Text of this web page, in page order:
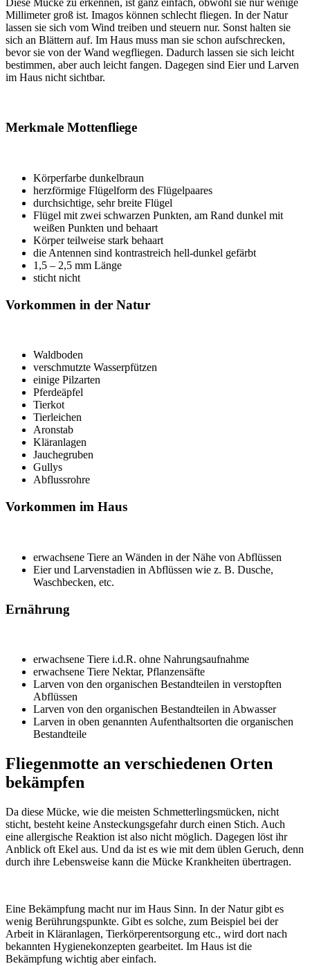
Millimeter groß ist. Imagos können schlecht fliegen. In der Natur
lassen sie sich vom Wind treiben und steuern nur. Sonst halten sie
sich an Blättern auf. Im Haus muss man sie schon aufschrecken,
bevor sie von der Wand wegfliegen. Dadurch lassen sie sich leicht
bestimmen, aber auch leicht fangen. Dagegen sind Eier und Larven
im Haus nicht sichtbar.
Merkmale Mottenfliege
Körperfarbe dunkelbraun
herzförmige Flügelform des Flügelpaares
durchsichtige, sehr breite Flügel
Flügel mit zwei schwarzen Punkten, am Rand dunkel mit
weißen Punkten und behaart
Körper teilweise stark behaart
die Antennen sind kontrastreich hell-dunkel gefärbt
1,5 – 2,5 mm Länge
sticht nicht
Vorkommen in der Natur
Waldboden
verschmutzte Wasserpfützen
einige Pilzarten
Pferdeäpfel
Tierkot
Tierleichen
Aronstab
Kläranlagen
Jauchegruben
Gullys
Abflussrohre
Vorkommen im Haus
erwachsene Tiere an Wänden in der Nähe von Abflüssen
Eier und Larvenstadien in Abflüssen wie z. B. Dusche,
Waschbecken, etc.
Ernährung
erwachsene Tiere i.d.R. ohne Nahrungsaufnahme
erwachsene Tiere Nektar, Pflanzensäfte
Larven von den organischen Bestandteilen in verstopften
Abflüssen
Larven von den organischen Bestandteilen in Abwasser
Larven in oben genannten Aufenthaltsorten die organischen
Bestandteile
Fliegenmotte an verschiedenen Orten
bekämpfen
Da diese Mücke, wie die meisten Schmetterlingsmücken, nicht
sticht, besteht keine Ansteckungsgefahr durch einen Stich. Auch
eine allergische Reaktion ist also nicht möglich. Dagegen löst ihr
Anblick oft Ekel aus. Und da ist es wie mit dem üblen Geruch, denn
durch ihre Lebensweise kann die Mücke Krankheiten übertragen.
Eine Bekämpfung macht nur im Haus Sinn. In der Natur gibt es
wenig Berührungspunkte. Gibt es solche, zum Beispiel bei der
Arbeit in Kläranlagen, Tierkörperentsorgung etc., wird dort nach
bekannten Hygienekonzepten gearbeitet. Im Haus ist die
Bekämpfung wichtig aber einfach.